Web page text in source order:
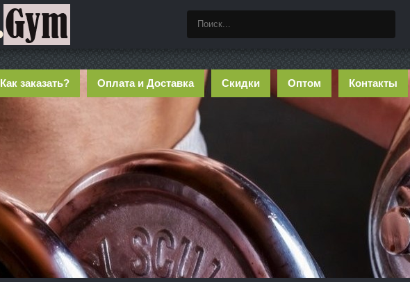
Как заказать? Оплата и Доставка Скидки Оптом Контакты